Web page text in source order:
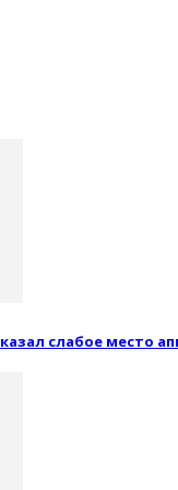
слабое место